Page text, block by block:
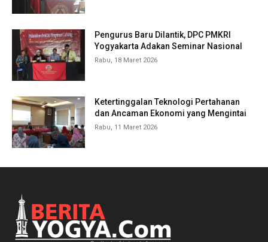
Pengurus Baru Dilantik, DPC PMKRI
Yogyakarta Adakan Seminar Nasional
Rabu, 18 Maret 2026
Ketertinggalan Teknologi Pertahanan
dan Ancaman Ekonomi yang Mengintai
Rabu, 11 Maret 2026